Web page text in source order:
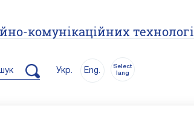
комунікаційних
Укр. Eng.
Select
lang